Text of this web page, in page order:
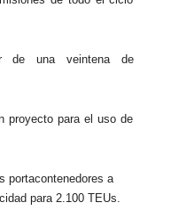
de una veintena de
proyecto para el uso de
portacontenedores a
para 2.100 TEUs.